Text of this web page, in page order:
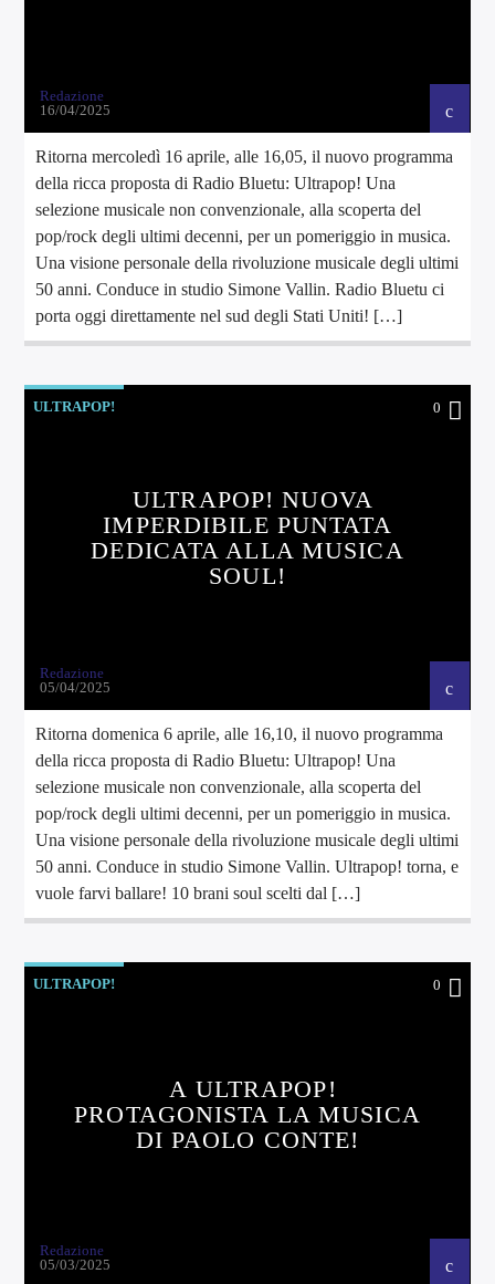
Redazione
16/04/2025
Ritorna mercoledì 16 aprile, alle 16,05, il nuovo programma
della ricca proposta di Radio Bluetu: Ultrapop! Una
selezione musicale non convenzionale, alla scoperta del
pop/rock degli ultimi decenni, per un pomeriggio in musica.
Una visione personale della rivoluzione musicale degli ultimi
50 anni. Conduce in studio Simone Vallin. Radio Bluetu ci
porta oggi direttamente nel sud degli Stati Uniti! […]
ULTRAPOP! 0
ULTRAPOP! NUOVA
IMPERDIBILE PUNTATA
DEDICATA ALLA MUSICA
SOUL!
Redazione
05/04/2025
Ritorna domenica 6 aprile, alle 16,10, il nuovo programma
della ricca proposta di Radio Bluetu: Ultrapop! Una
selezione musicale non convenzionale, alla scoperta del
pop/rock degli ultimi decenni, per un pomeriggio in musica.
Una visione personale della rivoluzione musicale degli ultimi
50 anni. Conduce in studio Simone Vallin. Ultrapop! torna, e
vuole farvi ballare! 10 brani soul scelti dal […]
ULTRAPOP! 0
A ULTRAPOP!
PROTAGONISTA LA MUSICA
DI PAOLO CONTE!
Redazione
05/03/2025